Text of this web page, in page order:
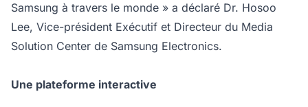
Samsung à travers le monde » a déclaré Dr. Hosoo
Lee, Vice-président Exécutif et Directeur du Media
Solution Center de Samsung Electronics.
Une plateforme interactive